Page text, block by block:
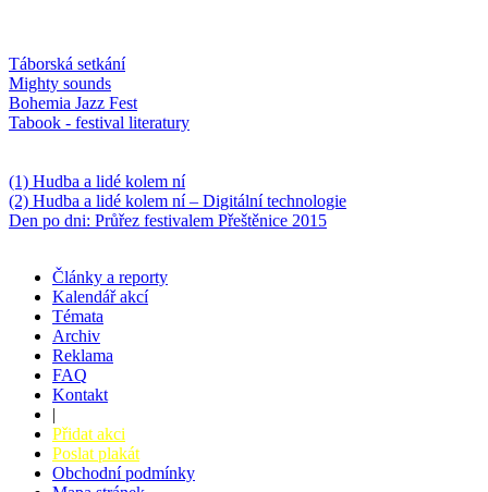
Táborská setkání
Mighty sounds
Bohemia Jazz Fest
Tabook - festival literatury
(1) Hudba a lidé kolem ní
(2) Hudba a lidé kolem ní – Digitální technologie
Den po dni: Průřez festivalem Přeštěnice 2015
Články a reporty
Kalendář akcí
Témata
Archiv
Reklama
FAQ
Kontakt
|
Přidat akci
Poslat plakát
Obchodní podmínky